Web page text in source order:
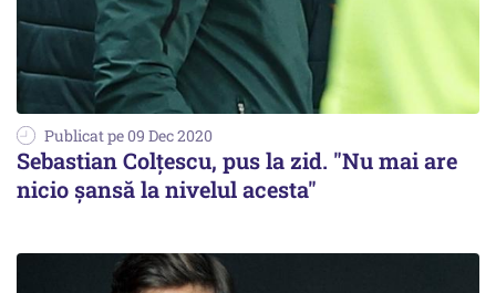
Publicat pe 09 Dec 2020
Sebastian Colţescu, pus la zid. "Nu mai are
nicio şansă la nivelul acesta"